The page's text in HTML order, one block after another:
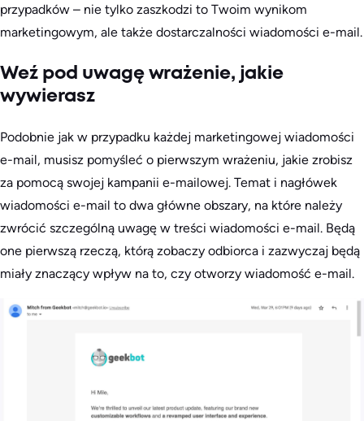
przypadków – nie tylko zaszkodzi to Twoim wynikom
marketingowym, ale także dostarczalności wiadomości e-mail.
Weź pod uwagę wrażenie, jakie
wywierasz
Podobnie jak w przypadku każdej marketingowej wiadomości
e-mail, musisz pomyśleć o pierwszym wrażeniu, jakie zrobisz
za pomocą swojej kampanii e-mailowej. Temat i nagłówek
wiadomości e-mail to dwa główne obszary, na które należy
zwrócić szczególną uwagę w treści wiadomości e-mail. Będą
one pierwszą rzeczą, którą zobaczy odbiorca i zazwyczaj będą
miały znaczący wpływ na to, czy otworzy wiadomość e-mail.